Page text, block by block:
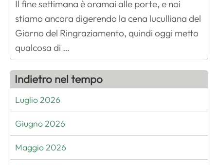
Il fine settimana è oramai alle porte, e noi
stiamo ancora digerendo la cena luculliana del
Giorno del Ringraziamento, quindi oggi metto
qualcosa di …
Indietro nel tempo
Luglio 2026
Giugno 2026
Maggio 2026